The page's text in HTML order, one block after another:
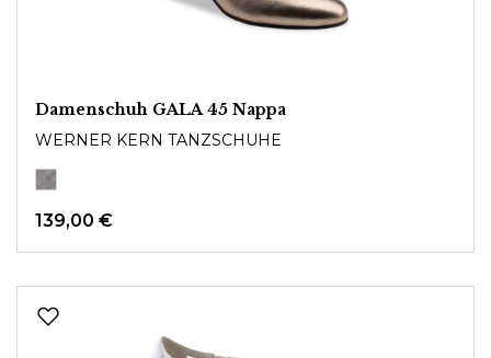
Damenschuh GALA 45 Nappa
WERNER KERN TANZSCHUHE
139,00 €